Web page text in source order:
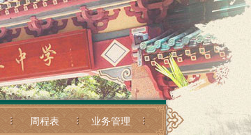
周程表 业务管理